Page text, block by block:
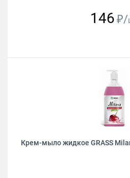
146 ₽/
Крем-мыло жидкое GRASS